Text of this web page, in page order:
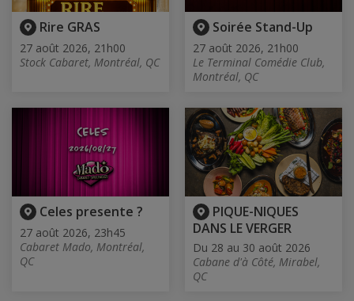
Rire GRAS
27 août 2026, 21h00
Stock Cabaret, Montréal, QC
Soirée Stand-Up
27 août 2026, 21h00
Le Terminal Comédie Club,
Montréal, QC
Celes presente ?
27 août 2026, 23h45
Cabaret Mado, Montréal,
QC
PIQUE-NIQUES
DANS LE VERGER
Du 28 au 30 août 2026
Cabane d'à Côté, Mirabel,
QC